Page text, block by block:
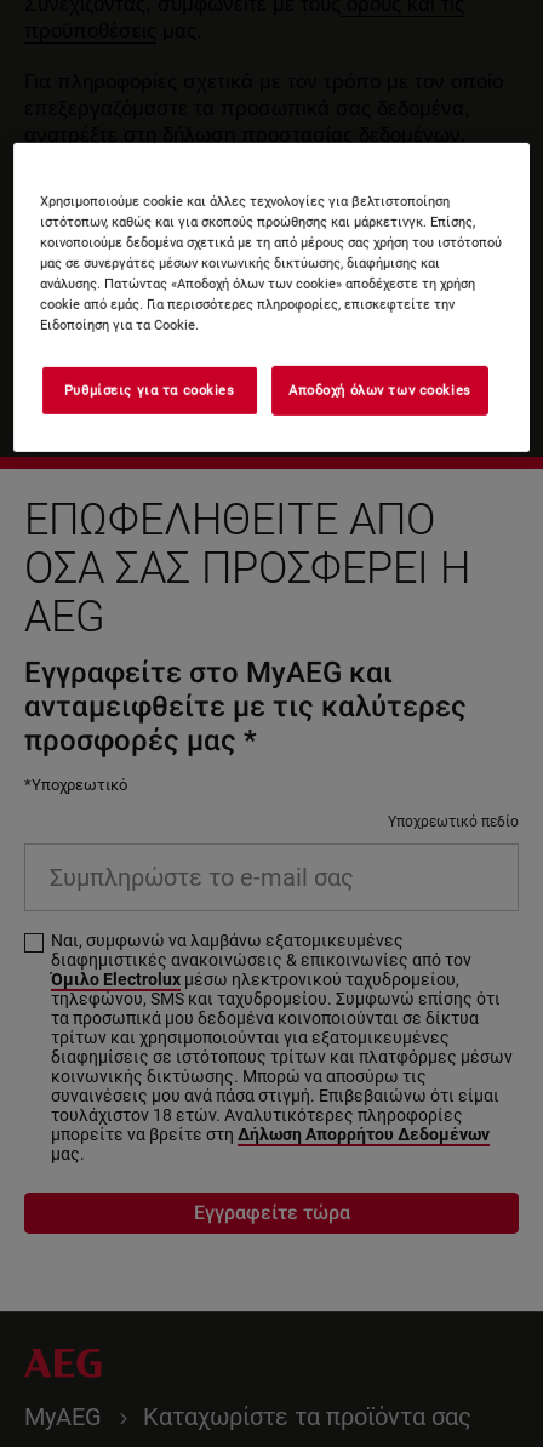
ΕΠΩΦΕΛΗΘΕΊΤΕ ΑΠΌ
ΌΣΑ ΣΑΣ ΠΡΟΣΦΈΡΕΙ Η
AEG
Εγγραφείτε στο MyAEG και
ανταμειφθείτε με τις καλύτερες
προσφορές μας *
*Υποχρεωτικό
Υποχρεωτικό πεδίο
Ναι, συμφωνώ να λαμβάνω εξατομικευμένες
διαφημιστικές ανακοινώσεις & επικοινωνίες από τον
Όμιλο Electrolux μέσω ηλεκτρονικού ταχυδρομείου,
τηλεφώνου, SMS και ταχυδρομείου. Συμφωνώ επίσης ότι
τα προσωπικά μου δεδομένα κοινοποιούνται σε δίκτυα
τρίτων και χρησιμοποιούνται για εξατομικευμένες
διαφημίσεις σε ιστότοπους τρίτων και πλατφόρμες μέσων
κοινωνικής δικτύωσης. Μπορώ να αποσύρω τις
συναινέσεις μου ανά πάσα στιγμή. Επιβεβαιώνω ότι είμαι
τουλάχιστον 18 ετών. Αναλυτικότερες πληροφορίες
μπορείτε να βρείτε στη Δήλωση Απορρήτου Δεδομένων
μας.
Εγγραφείτε τώρα
MyAEG Καταχωρίστε τα προϊόντα σας
Χρησιμοποιούμε cookie και άλλες τεχνολογίες για βελτιστοποίηση
ιστότοπων, καθώς και για σκοπούς προώθησης και μάρκετινγκ. Επίσης,
κοινοποιούμε δεδομένα σχετικά με τη από μέρους σας χρήση του ιστότοπού
μας σε συνεργάτες μέσων κοινωνικής δικτύωσης, διαφήμισης και
ανάλυσης. Πατώντας «Αποδοχή όλων των cookie» αποδέχεστε τη χρήση
cookie από εμάς. Για περισσότερες πληροφορίες, επισκεφτείτε την
Ειδοποίηση για τα Cookie.
Ρυθμίσεις για τα cookies Αποδοχή όλων των cookies